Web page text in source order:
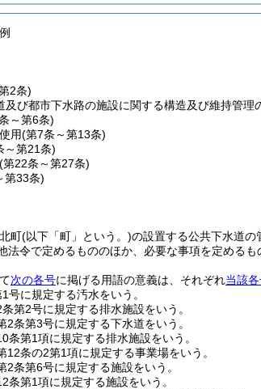
2条)
及び都市下水路の施設に関する構造及び維持管理
～第6条)
用(第7条～第13条)
～第21条)
(第22条～第27条)
第33条)
町(以下「町」という。)の設置する公共下水道
法令で定めるもののほか、必要な事項を定めるも
次の各号に掲げる用語の意義は、それぞれ当該
に規定する汚水をいう。
第2号に規定する排水施設をいう。
条第3号に規定する下水道をいう。
第1項に規定する排水施設をいう。
条の2第1項に規定する事業場をいう。
条第6号に規定する施設をいう。
第1項に規定する施設をいう。